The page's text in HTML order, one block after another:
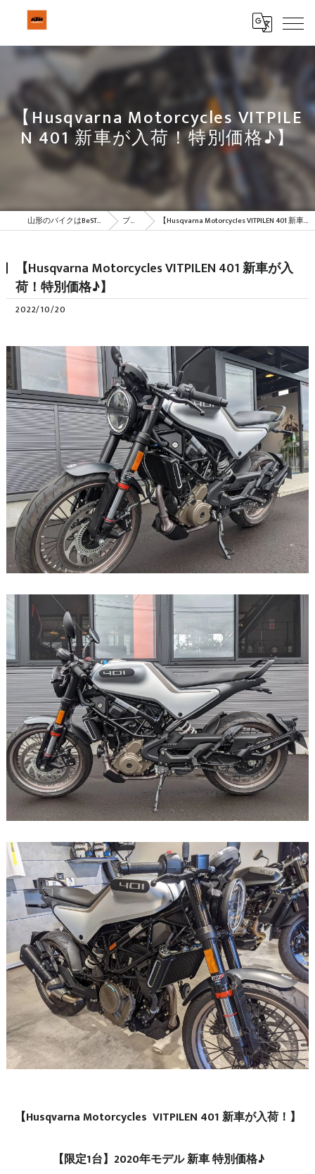
【Husqvarna Motorcycles VITPILE
N 401 新車が入荷！特別価格♪】
山形のバイクはBeSTAR株式会社 ブログ 【Husqvarna Motorcycles VITPILEN 401 新車が入荷！特別価格♪】
【Husqvarna Motorcycles VITPILEN 401 新車が入
荷！特別価格♪】
2022/10/20
【Husqvarna Motorcycles VITPILEN 401 新車が入荷！】
【限定1台】2020年モデル 新車 特別価格♪